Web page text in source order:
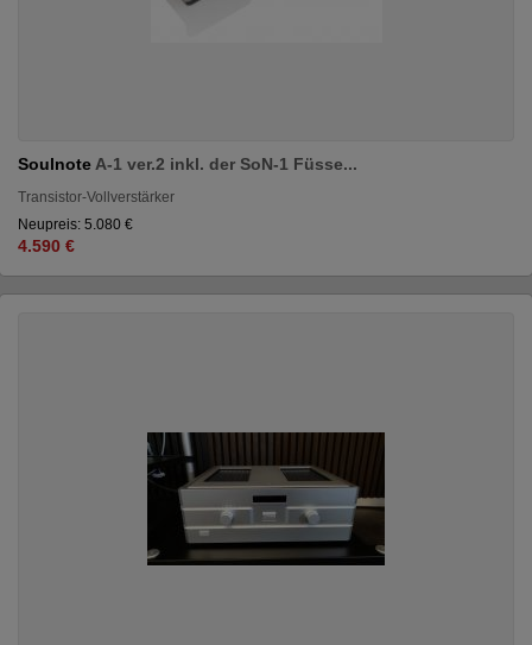
Soulnote A-1 ver.2 inkl. der SoN-1 Füsse...
Transistor-Vollverstärker
Neupreis: 5.080 €
4.590 €